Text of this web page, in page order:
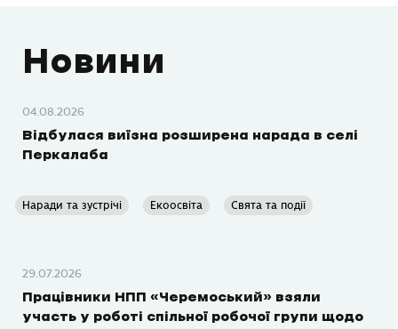
Новини
04.08.2026
Відбулася виїзна розширена нарада в селі
Перкалаба
Наради та зустрічі Екоосвіта Свята та події
29.07.2026
Працівники НПП «Черемоський» взяли
участь у роботі спільної робочої групи щодо